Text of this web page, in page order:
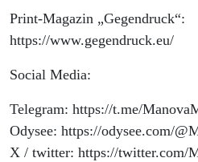
Print-Magazin „Gegendruck“:
https://www.gegendruck.eu/
Social Media:
Telegram: https://t.me/
Odysee: https://odysee.com/
X / twitter: https://twitter.com/